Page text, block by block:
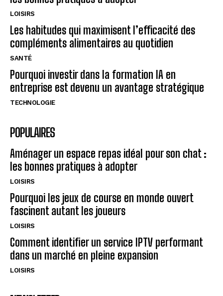
LOISIRS
Les habitudes qui maximisent l’efficacité des
compléments alimentaires au quotidien
SANTÉ
Pourquoi investir dans la formation IA en
entreprise est devenu un avantage stratégique
TECHNOLOGIE
POPULAIRES
Aménager un espace repas idéal pour son chat :
les bonnes pratiques à adopter
LOISIRS
Pourquoi les jeux de course en monde ouvert
fascinent autant les joueurs
LOISIRS
Comment identifier un service IPTV performant
dans un marché en pleine expansion
LOISIRS